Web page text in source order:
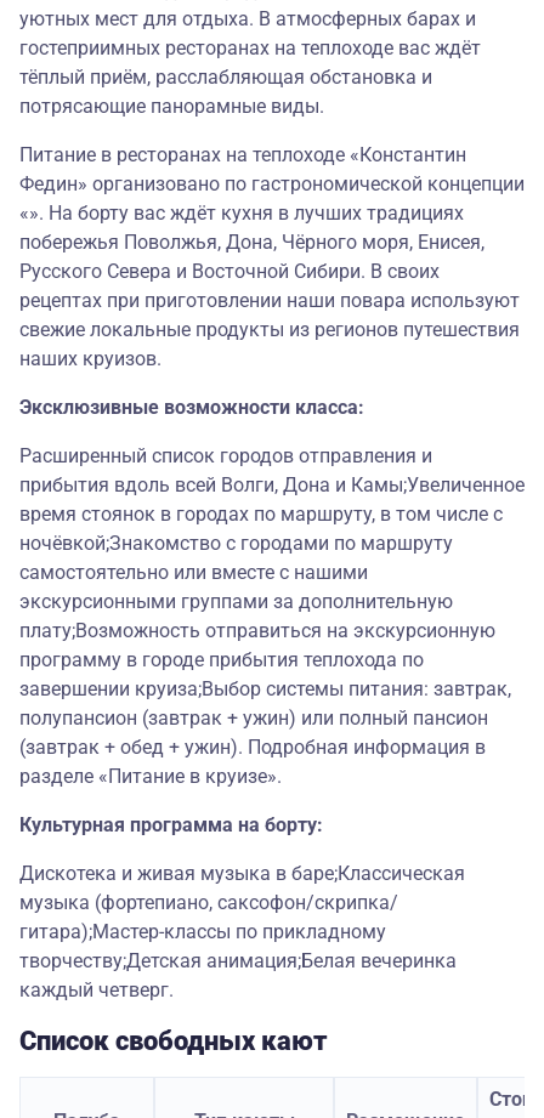
уютных мест для отдыха. В атмосферных барах и
гостеприимных ресторанах на теплоходе вас ждёт
тёплый приём, расслабляющая обстановка и
потрясающие панорамные виды.
Питание в ресторанах на теплоходе «Константин
Федин» организовано по гастрономической концепции
«». На борту вас ждёт кухня в лучших традициях
побережья Поволжья, Дона, Чёрного моря, Енисея,
Русского Севера и Восточной Сибири. В своих
рецептах при приготовлении наши повара используют
свежие локальные продукты из регионов путешествия
наших круизов.
Эксклюзивные возможности класса:
Расширенный список городов отправления и
прибытия вдоль всей Волги, Дона и Камы;Увеличенное
время стоянок в городах по маршруту, в том числе с
ночёвкой;Знакомство с городами по маршруту
самостоятельно или вместе с нашими
экскурсионными группами за дополнительную
плату;Возможность отправиться на экскурсионную
программу в городе прибытия теплохода по
завершении круиза;Выбор системы питания: завтрак,
полупансион (завтрак + ужин) или полный пансион
(завтрак + обед + ужин). Подробная информация в
разделе «Питание в круизе».
Культурная программа на борту:
Дискотека и живая музыка в баре;Классическая
музыка (фортепиано, саксофон/скрипка/
гитара);Мастер-классы по прикладному
творчеству;Детская анимация;Белая вечеринка
каждый четверг.
Список свободных кают